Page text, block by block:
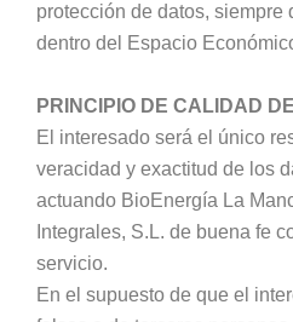
protección de datos, siempre
dentro del Espacio
PRINCIPIO DE CALIDAD
El interesado será el único
veracidad y exactitud de los
actuando BioEnergía La
Integrales, S.L. de buena fe
servicio.
En el supuesto de que el